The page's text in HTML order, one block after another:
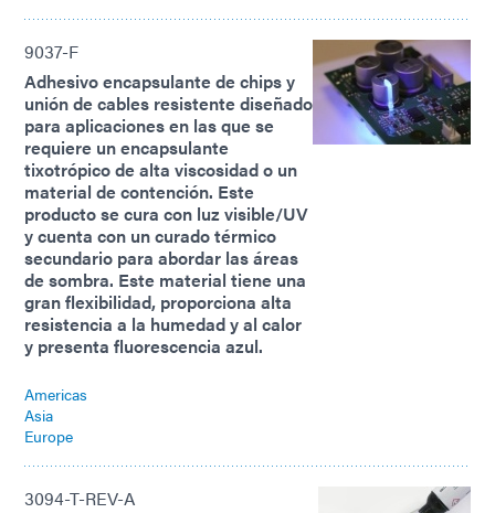
9037-F
Adhesivo encapsulante de chips y
unión de cables resistente diseñado
para aplicaciones en las que se
requiere un encapsulante
tixotrópico de alta viscosidad o un
material de contención. Este
producto se cura con luz visible/UV
y cuenta con un curado térmico
secundario para abordar las áreas
de sombra. Este material tiene una
gran flexibilidad, proporciona alta
resistencia a la humedad y al calor
y presenta fluorescencia azul.
Americas
Asia
Europe
3094-T-REV-A